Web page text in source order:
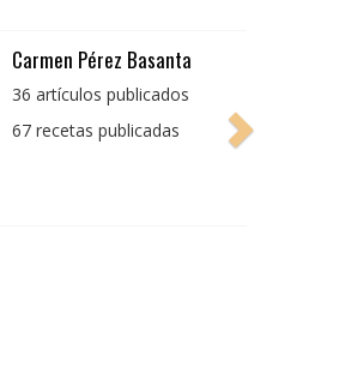
Pedro Manuel Collado
Cruz
producto bien tratado